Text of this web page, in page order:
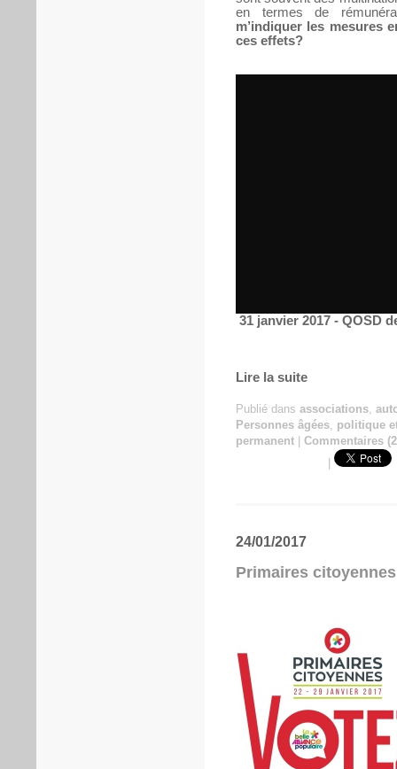
en termes de
m’indiquer les mesures
ces effets?
31 janvier 2017 - QOSD
Lire la suite
Publié dans associations,
Personnes âgées, politique
permanent
Commentaires
24/01/2017
Primaires